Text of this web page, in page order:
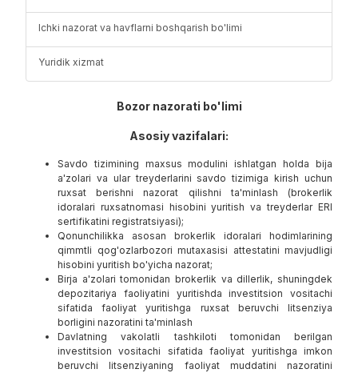
Ichki nazorat va havflarni boshqarish bo'limi
Yuridik xizmat
Bozor nazorati bo'limi
Asosiy vazifalari:
Savdo tizimining maxsus modulini ishlatgan holda bija
a'zolari va ular treyderlarini savdo tizimiga kirish uchun
ruxsat berishni nazorat qilishni ta'minlash (brokerlik
idoralari ruxsatnomasi hisobini yuritish va treyderlar ERI
sertifikatini registratsiyasi);
Qonunchilikka asosan brokerlik idoralari hodimlarining
qimmtli qog'ozlarbozori mutaxasisi attestatini mavjudligi
hisobini yuritish bo'yicha nazorat;
Birja a'zolari tomonidan brokerlik va dillerlik, shuningdek
depozitariya faoliyatini yuritishda investitsion vositachi
sifatida faoliyat yuritishga ruxsat beruvchi litsenziya
borligini nazoratini ta'minlash
Davlatning vakolatli tashkiloti tomonidan berilgan
investitsion vositachi sifatida faoliyat yuritishga imkon
beruvchi litsenziyaning faoliyat muddatini nazoratini